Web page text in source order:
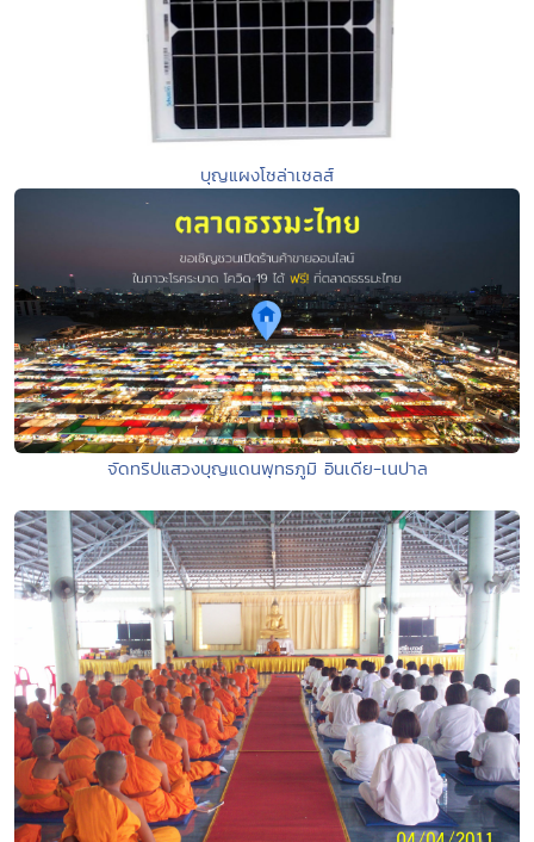
บุญแผงโซล่าเซลส์
จัดทริปแสวงบุญแดนพุทธภูมิ อินเดีย-เนปาล